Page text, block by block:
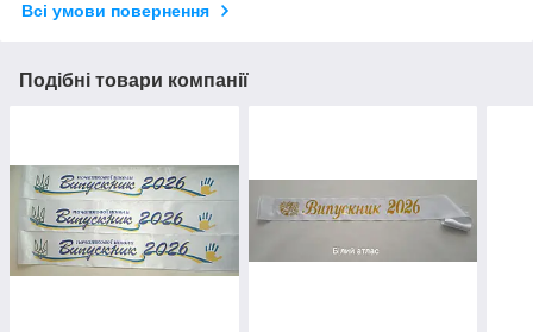
Всі умови повернення
Подібні товари компанії